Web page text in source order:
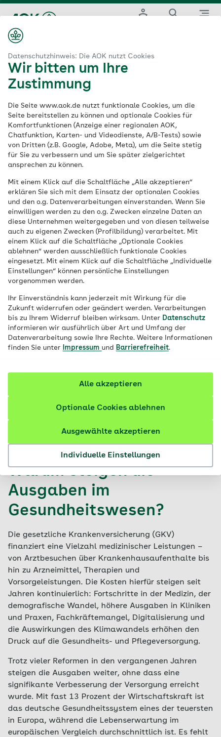
Datenschutzhinweis: Die AOK nutzt Cookies
Wir bitten um Ihre
Zustimmung
Die Seite www.aok.de nutzt funktionale Cookies, um die
Seite bereitstellen zu können und optionale Cookies für
Komfortfunktionen (Anzeige einer regionalen AOK,
Chatfunktion, Karten- und Videodienste, A/B-Tests) sowie
von Dritten (z.B. Google, Adobe, Meta), um die Seite stetig
für Sie zu verbessern und um Sie später zielgerichtet
ansprechen zu können.
Mit einem Klick auf die Schaltfläche „Alle akzeptieren“
erklären Sie sich mit dem Einsatz der optionalen Cookies
und den o.g. Datenverarbeitungen einverstanden. Wenn Sie
einwilligen werden zu den o.g. Zwecken einzelne Daten an
diese Unternehmen weitergegeben und von diesen teilweise
auch zu eigenen Zwecken (Profilbildung) verarbeitet. Mit
einem Klick auf die Schaltfläche „Optionale Cookies
ablehnen“ werden ausschließlich funktionale Cookies
eingesetzt. Mit einem Klick auf die Schaltfläche „Individuelle
Einstellungen“ können persönliche Einstellungen
vorgenommen werden.
Ihr Einverständnis kann jederzeit mit Wirkung für die
Zukunft widerrufen oder geändert werden. Verarbeitungen
bis zu Ihrem Widerruf bleiben wirksam. Unter Datenschutz
informieren wir ausführlich über Art und Umfang der
Datenverarbeitung sowie Ihre Rechte. Weitere Informationen
finden Sie unter
Impressum und Barrierefreiheit.
Individuelle Einstellungen
Ausgewählte akzeptieren
Optionale Cookies ablehnen
Alle akzeptieren
Zum
Hauptinhalt
springen
Was hinter der
Erhöhung der
Zusatzbeiträge
steckt
Aufgrund steigender Ausgaben im
Gesundheitswesen müssen viele
gesetzliche Krankenkassen zum
Jahresbeginn ihren Zusatzbeitrag
anpassen. Auch die AOK Baden-
Württemberg passt ihren Zusatzbeitrag
an. Wir erläutern die Hintergründe.
Warum steigen die
Ausgaben im
Gesundheitswesen?
Die gesetzliche Krankenversicherung (GKV)
finanziert eine Vielzahl medizinischer Leistungen –
von Arztbesuchen über Krankenhausaufenthalte bis
hin zu Arzneimittel, Therapien und
Vorsorgeleistungen. Die Kosten hierfür steigen seit
Jahren kontinuierlich: Fortschritte in der Medizin, der
demografische Wandel, höhere Ausgaben in Kliniken
und Praxen, Fachkräftemangel, Digitalisierung und
die Auswirkungen des Klimawandels erhöhen den
Druck auf die Gesundheits- und Pflegeversorgung.
Trotz vieler Reformen in den vergangenen Jahren
steigen die Ausgaben weiter, ohne dass eine
signifikante Verbesserung der Versorgung erreicht
wurde. Mit fast 13 Prozent der Wirtschaftskraft ist
das deutsche Gesundheitssystem eines der teuersten
in Europa, während die Lebenserwartung im
europäischen Vergleich durchschnittlich ist. Es fehlt